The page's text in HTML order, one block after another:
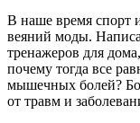
В наше время спорт
веяний моды.
тренажеров для
почему тогда все
мышечных болей?
от травм и